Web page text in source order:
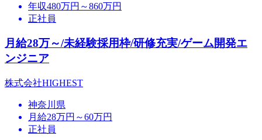
年収480万円～860万円
正社員
月給28万～/未経験採用枠/研修充実/ゲーム開発エ
ンジニア
株式会社HIGHEST
神奈川県
月給28万円～60万円
正社員